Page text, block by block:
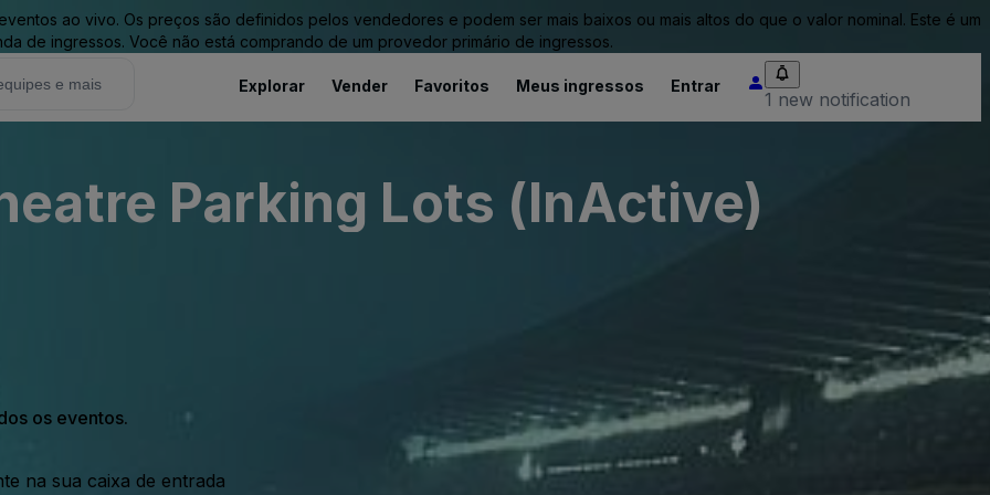
ao vivo. Os preços são definidos pelos vendedores e podem ser mais baixos ou mais altos do que o valor nominal. Este é um
de ingressos. Você não está comprando de um provedor primário de ingressos.
Explorar Vender Favoritos Meus ingressos Entrar
1 new notification
Parking Lots (InActive)
os eventos.
na sua caixa de entrada